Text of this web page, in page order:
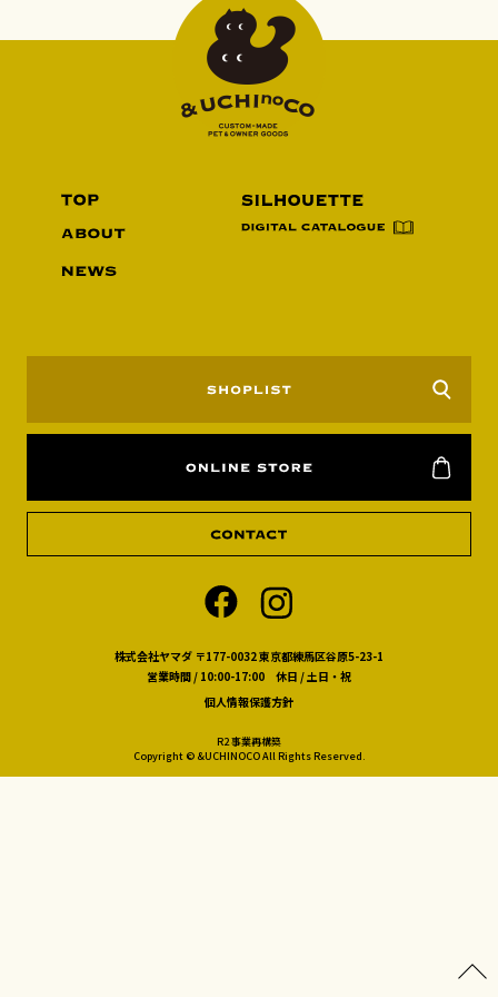
株式会社ヤマダ 〒177-0032 東京都練馬区谷原5-23-1
営業時間 / 10:00-17:00 休日 / 土日・祝
個人情報保護方針
R2 事業再構築
Copyright © &UCHINOCO All Rights Reserved.